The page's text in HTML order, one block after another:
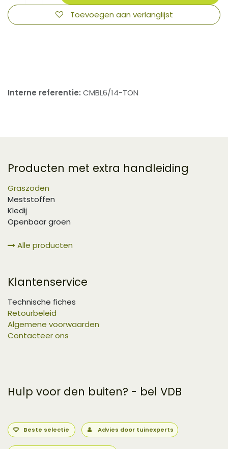
Toevoegen aan verlanglijst
Interne referentie: CMBL6/14-TON
Producten met extra handleiding
Graszoden
Meststoffen
Kledij
Openbaar groen
Alle producten
Klantenservice
Technische fiches
Retourbeleid
Algemene voorwaarden
Contacteer ons
Hulp voor den buiten? - bel VDB
Beste selectie Advies door tuinexperts